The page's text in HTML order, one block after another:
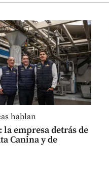
hablan
empresa detrás de
Canina y de